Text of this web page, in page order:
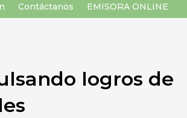
Contáctanos EMISORA ONLINE
logros de